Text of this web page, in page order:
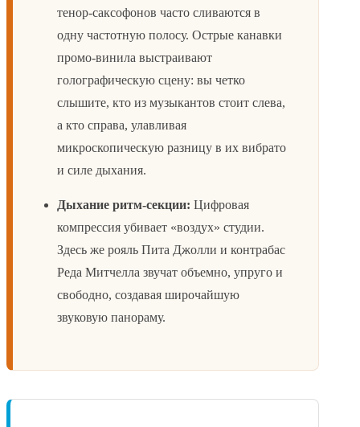
тенор-саксофонов часто сливаются в
одну частотную полосу. Острые канавки
промо-винила выстраивают
голографическую сцену: вы четко
слышите, кто из музыкантов стоит слева,
а кто справа, улавливая
микроскопическую разницу в их вибрато
и силе дыхания.
Дыхание ритм-секции: Цифровая
компрессия убивает «воздух» студии.
Здесь же рояль Пита Джолли и контрабас
Реда Митчелла звучат объемно, упруго и
свободно, создавая широчайшую
звуковую панораму.